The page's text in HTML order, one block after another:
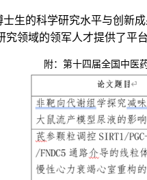
生的科学研究水平与创新
究领域的领军人才提供了平
附：第十四届全国中医